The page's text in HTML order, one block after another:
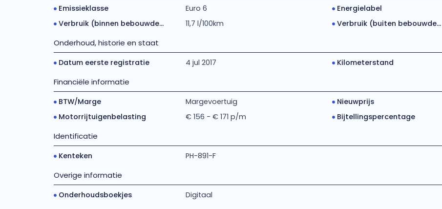
Emissieklasse Euro 6 Energielabel
Verbruik (binnen bebouwde...
11,7 l/100km Verbruik (buiten bebouwde...
Onderhoud, historie en staat
Datum eerste registratie 4 jul 2017 Kilometerstand
Financiële informatie
BTW/Marge Margevoertuig Nieuwprijs
Motorrijtuigenbelasting
€ 156 - € 171 p/m Bijtellingspercentage
Identificatie
Kenteken PH-891-F
Overige informatie
Onderhoudsboekjes Digitaal